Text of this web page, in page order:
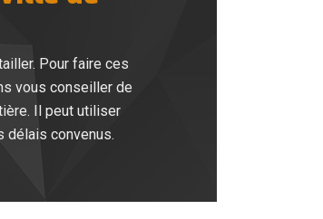
Pour faire ces
vous conseiller de
Il peut utiliser
délais convenus.